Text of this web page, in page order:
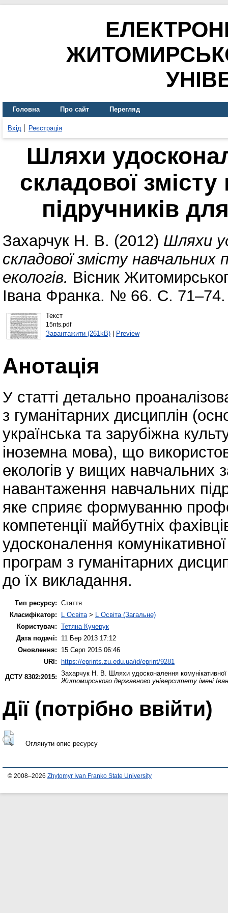
Головна Про сайт Перегляд
Вхід Реєстрація
Шляхи
складової
підручників
Захарчук Н. В. (2012) Шляхи
складової змісту навчальних
екологів. Вісник
Івана Франка. № 66. С.
Текст
15nts.pdf
Завантажити (261kB)| Preview
Анотація
У статті детально
з гуманітарних дисциплін
українська та зарубіжна
іноземна мова), що
екологів у вищих навчальних
навантаження навчальних
яке сприяє формуванню
компетенції майбутніх
удосконалення
програм з гуманітарних
до їх викладання.
Тип ресурсу: Стаття
Класифікатор:
L Освіта > L Освіта (Загальне)
Користувач: Тетяна Кучерук
Дата подачі:
11 Бер 2013 17:12
Оновлення:
15 Серп 2015 06:46
URI: https://eprints.zu.edu.ua/id/eprint/9281
ДСТУ 8302:2015: Захарчук Н. В.
Шляхи удосконалення
Житомирського державного університету імені
Дії ​​(потрібно ввійти)
Оглянути опис ресурсу
© 2008–2026 Zhytomyr Ivan Franko State University